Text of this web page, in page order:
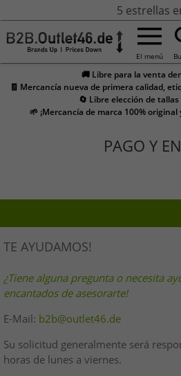
5 estrellas
El menú
🚚 Libre para la venta
🧾 Mercancía nueva de primera calidad,
🔄 Libre elección de
🌱 ¡Mercancía de marca 100%
PAGO Y
TE AYUDAMOS!
¿Tiene alguna pregunta o necesita
encantados de asesorarte!
E-Mail: b2b@outlet46.de
Su solicitud generalmente será
horas de lunes a viernes.